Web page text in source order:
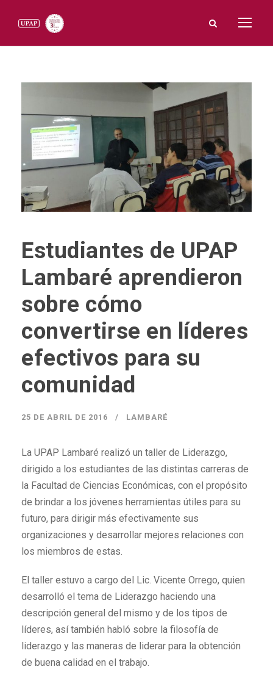
Estudiantes de UPAP
Lambaré aprendieron
sobre cómo
convertirse en líderes
efectivos para su
comunidad
25 DE ABRIL DE 2016 LAMBARÉ
La UPAP Lambaré realizó un taller de Liderazgo,
dirigido a los estudiantes de las distintas carreras de
la Facultad de Ciencias Económicas, con el propósito
de brindar a los jóvenes herramientas útiles para su
futuro, para dirigir más efectivamente sus
organizaciones y desarrollar mejores relaciones con
los miembros de estas.
El taller estuvo a cargo del Lic. Vicente Orrego, quien
desarrolló el tema de Liderazgo haciendo una
descripción general del mismo y de los tipos de
líderes, así también habló sobre la filosofía de
liderazgo y las maneras de liderar para la obtención
de buena calidad en el trabajo.